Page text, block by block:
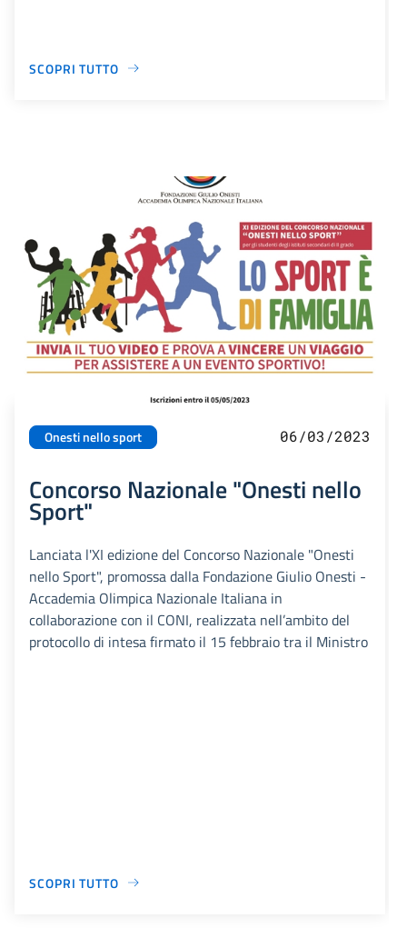
SCOPRI TUTTO
Onesti nello sport 06/03/2023
Concorso Nazionale "Onesti nello
Sport"
Lanciata l'XI edizione del Concorso Nazionale "Onesti
nello Sport", promossa dalla Fondazione Giulio Onesti -
Accademia Olimpica Nazionale Italiana in
collaborazione con il CONI, realizzata nell’ambito del
protocollo di intesa firmato il 15 febbraio tra il Ministro
SCOPRI TUTTO